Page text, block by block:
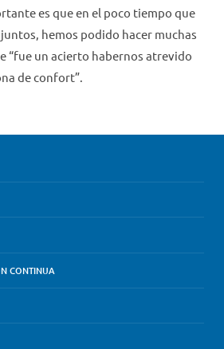
es que en el poco tiempo que
hemos podido hacer muchas
“fue un acierto habernos atrevido
de confort”.
CONTINUA